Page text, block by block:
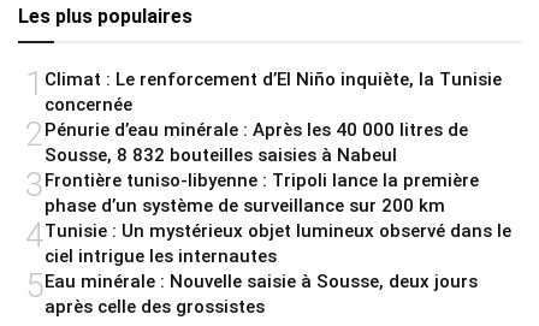
Les plus populaires
1 Climat : Le renforcement d’El Niño inquiète, la Tunisie
concernée
2Pénurie d’eau minérale : Après les 40 000 litres de
Sousse, 8 832 bouteilles saisies à Nabeul
3Frontière tuniso-libyenne : Tripoli lance la première
phase d’un système de surveillance sur 200 km
4Tunisie : Un mystérieux objet lumineux observé dans le
ciel intrigue les internautes
5Eau minérale : Nouvelle saisie à Sousse, deux jours
après celle des grossistes